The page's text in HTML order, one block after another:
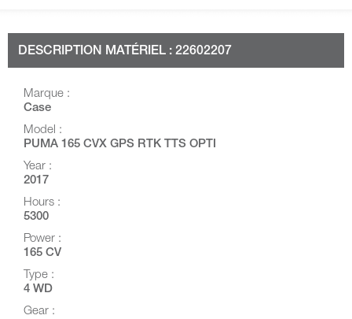
DESCRIPTION MATÉRIEL : 22602207
Marque :
Case
Model :
PUMA 165 CVX GPS RTK TTS OPTI
Year :
2017
Hours :
5300
Power :
165 CV
Type :
4 WD
Gear :